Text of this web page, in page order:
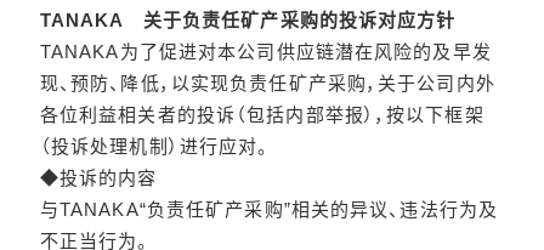
TANAKA 关于负责任矿产采购的投诉对应方针
TANAKA为了促进对本公司供应链潜在风险的及早发
现、预防、降低，以实现负责任矿产采购，关于公司内外
各位利益相关者的投诉（包括内部举报），按以下框架
（投诉处理机制）进行应对。
◆投诉的内容
与TANAKA“负责任矿产采购”相关的异议、违法行为及
不正当行为。